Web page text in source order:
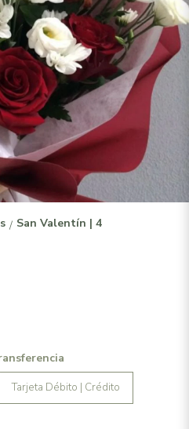
/ San Valentín | 4
Tarjeta Débito | Crédito